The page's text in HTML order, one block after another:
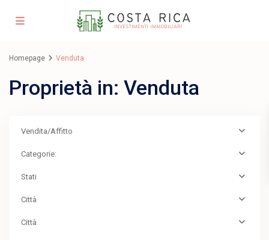
Homepage Venduta
Proprietà in: Venduta
Vendita/Affitto
Categorie:
Stati
Città
Città